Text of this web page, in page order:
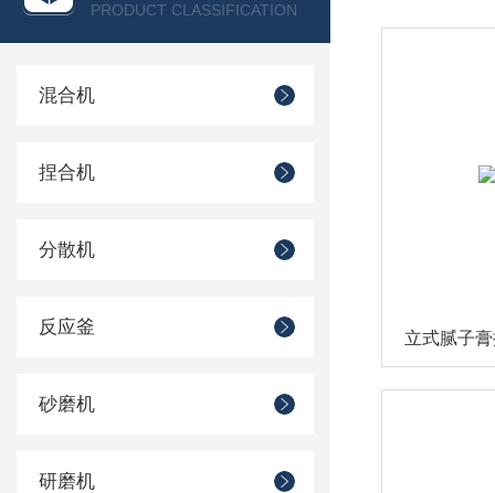
PRODUCT CLASSIFICATION
混合机
捏合机
分散机
反应釜
砂磨机
研磨机
立式腻子